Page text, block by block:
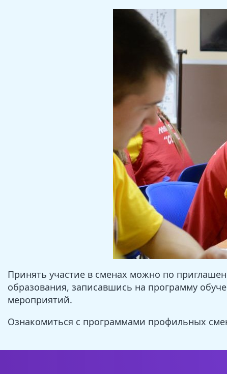
Принять участие в сменах можно по
образования, записавшись на программу
мероприятий.
Ознакомиться с программами профильных